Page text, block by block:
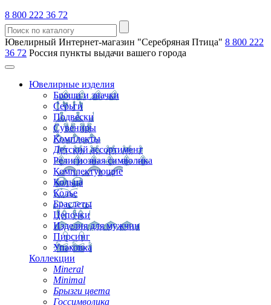
8 800 222 36 72
Ювелирный Интернет-магазин "Серебряная Птица" 8 800 222
36 72 Россия пункты выдачи вашего города
Ювелирные изделия
Броши и значки
Серьги
Подвески
Сувениры
Комплекты
Детский ассортимент
Религиозная символика
Комплектующие
Кольца
Колье
Браслеты
Цепочки
Изделия для мужчин
Пирсинг
Упаковка
Коллекции
Mineral
Minimal
Брызги цвета
Госсимволика